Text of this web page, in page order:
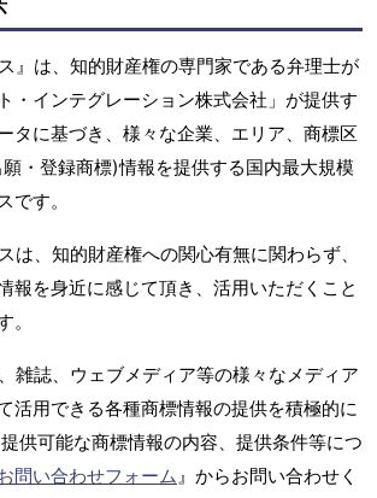
』は、知的財産権の専門家である弁理士が
・インテグレーション株式会社」が提供す
タに基づき、様々な企業、エリア、商標区
・登録商標)情報を提供する国内最大規模
です。
は、知的財産権への関心有無に関わらず、
報を身近に感じて頂き、活用いただくこと
。
雑誌、ウェブメディア等の様々なメディア
活用できる各種商標情報の提供を積極的に
供可能な商標情報の内容、提供条件等につ
問い合わせフォーム 』からお問い合わせく